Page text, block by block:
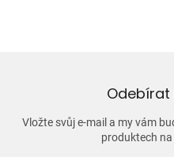
Vložte svůj e-mail a my vám
produktech